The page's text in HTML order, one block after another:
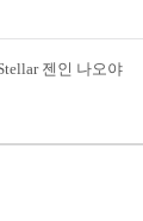
젠인 나오야